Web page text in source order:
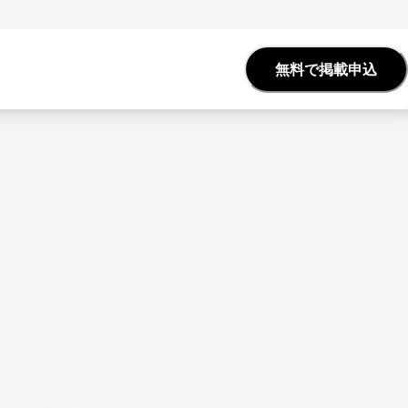
無料で掲載申込